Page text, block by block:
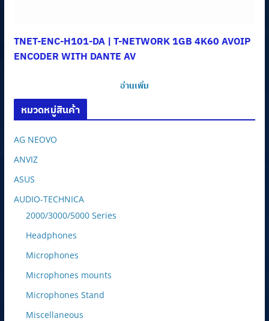
TNET-ENC-H101-DA | T-NETWORK 1GB 4K60 AVOIP
ENCODER WITH DANTE AV
อ่านเพิ่ม
หมวดหมู่สินค้า
AG NEOVO
ANVIZ
ASUS
AUDIO-TECHNICA
2000/3000/5000 Series
Headphones
Microphones
Microphones mounts
Microphones Stand
Miscellaneous